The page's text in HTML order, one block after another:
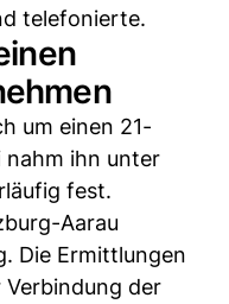
telefonierte.
um einen 21-
nahm ihn unter
fest.
Aarau
Die Ermittlungen
der